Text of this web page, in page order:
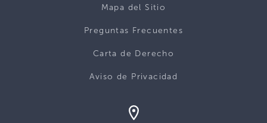
Mapa del Sitio
Preguntas Frecuentes
Carta de Derecho
Aviso de Privacidad